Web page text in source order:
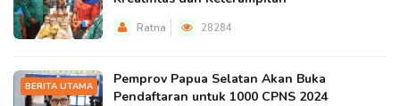
Ratna 28284
BERITA UTAMA
Pemprov Papua Selatan Akan Buka
Pendaftaran untuk 1000 CPNS 2024